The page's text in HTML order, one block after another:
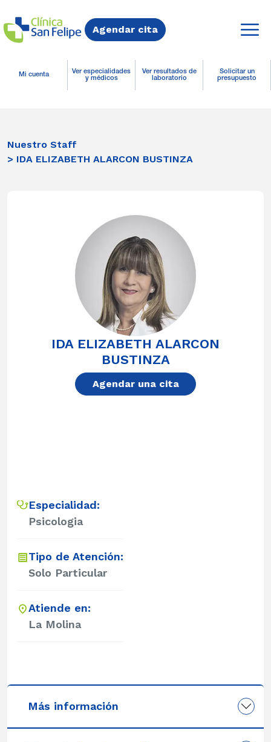
Agendar cita
Mi cuenta
Ver especialidades
y médicos
Ver resultados de
laboratorio
Solicitar un
presupuesto
Nuestro Staff
> IDA ELIZABETH ALARCON BUSTINZA
IDA ELIZABETH ALARCON
BUSTINZA
Agendar una cita
Especialidad:
Psicologia
Tipo de Atención:
Solo Particular
Atiende en:
La Molina
Más información